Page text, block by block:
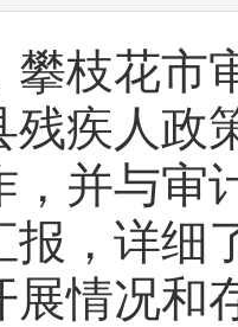
花市审
残疾人政
，并与审
报，详细
展情况和